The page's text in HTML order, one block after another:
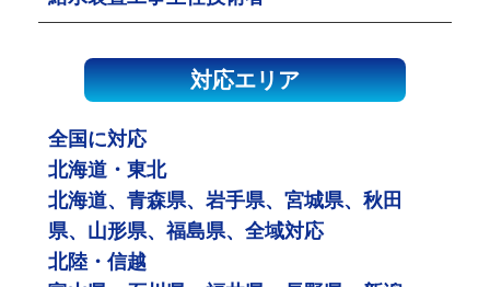
対応エリア
全国に対応
北海道・東北
北海道、青森県、岩手県、宮城県、秋田
県、山形県、福島県、全域対応
北陸・信越